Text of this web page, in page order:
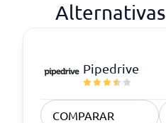
Pipedrive
COMPARAR